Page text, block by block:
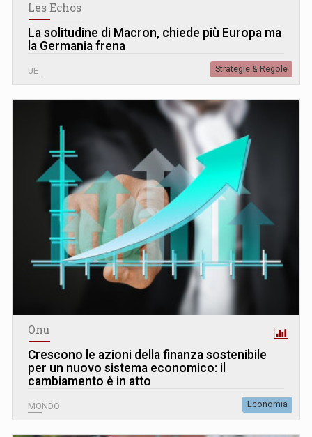
Les Echos
La solitudine di Macron, chiede più Europa ma
la Germania frena
UE Strategie & Regole
Onu
Crescono le azioni della finanza sostenibile
per un nuovo sistema economico: il
cambiamento è in atto
MONDO Economia